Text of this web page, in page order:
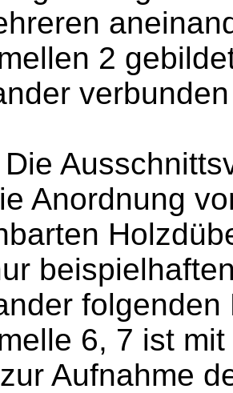
2
Die
Anordnung
6, 7 ist
Aufnahme